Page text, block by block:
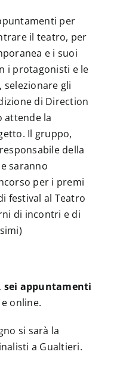
per
il teatro, per
e i suoi
i protagonisti e le
selezionare gli
di Direction
attende la
Il gruppo,
della
saranno
per i premi
festival al Teatro
di incontri e di
, sei appuntamenti
online.
si sarà la
a Gualtieri.